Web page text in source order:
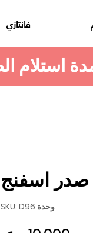
فانتازي
اسفنج
وحدة SKU: D96